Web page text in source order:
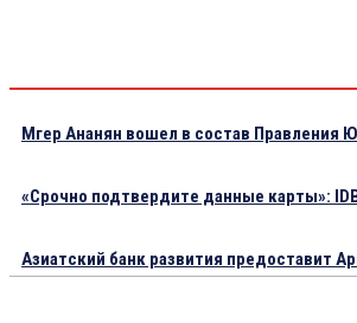
Мгер Ананян вошел в состав Правления
«Срочно подтвердите данные карты»:
Азиатский банк развития предоставит